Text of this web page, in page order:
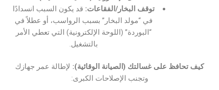
توقف البخار/الفقاعات: قد يكون السبب انسدادًا
في “مولد البخار” بسبب الرواسب، أو عطلاً في
“البوردة” (اللوحة الإلكترونية) التي تعطي الأمر
بالتشغيل.
كيف تحافظ على غسالتك (الصيانة الوقائية): لإطالة عمر جهازك
وتجنب الإصلاحات الكبرى: